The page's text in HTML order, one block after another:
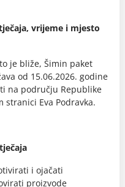
vrijeme i mjesto
je bliže, Šimin paket
od 15.06.2026. godine
na području Republike
stranici Eva Podravka.
i ojačati
proizvode